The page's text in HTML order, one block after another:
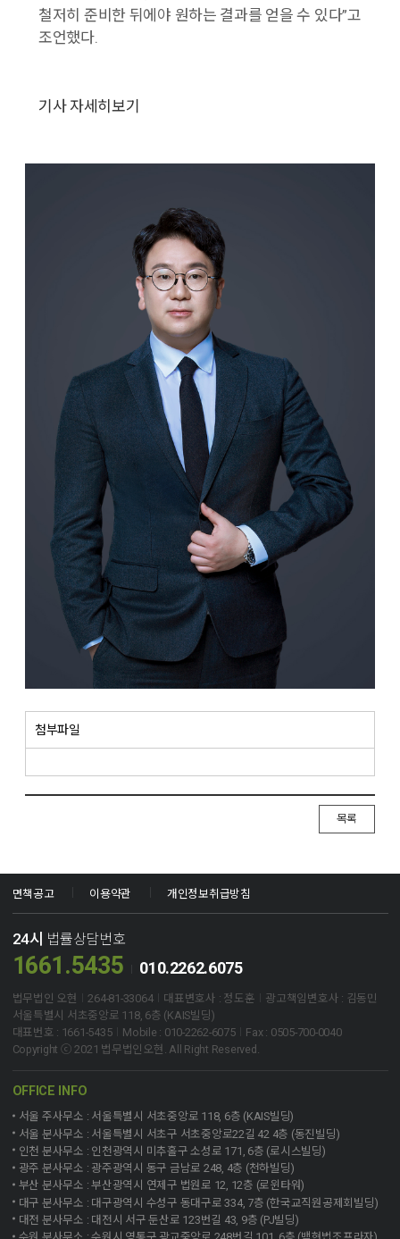
철저히 준비한 뒤에야 원하는 결과를 얻을 수 있다”고
조언했다.
기사 자세히보기
첨부파일
목록
면책공고 이용약관 개인정보취급방침
24시 법률상담번호
1661.5435 010.2262.6075
법무법인 오현 264-81-33064 대표변호사 : 정도훈
광고책임변호사 : 김동민
서울특별시 서초중앙로 118, 6층 (KAIS빌딩)
대표번호 : 1661-5435
Mobile : 010-2262-6075
Fax : 0505-700-0040
Copyright ⓒ 2021 법무법인오현. All Right Reserved.
OFFICE INFO
서울 주사무소 : 서울특별시 서초중앙로 118, 6층 (KAIS빌딩)
서울 분사무소 : 서울특별시 서초구 서초중앙로22길 42 4층 (동진빌딩)
인천 분사무소 : 인천광역시 미추홀구 소성로 171, 6층 (로시스빌딩)
광주 분사무소 : 광주광역시 동구 금남로 248, 4층 (천하빌딩)
부산 분사무소 : 부산광역시 연제구 법원로 12, 12층 (로윈타워)
대구 분사무소 : 대구광역시 수성구 동대구로 334, 7층 (한국교직원공제회빌딩)
대전 분사무소 : 대전시 서구 둔산로 123번길 43, 9층 (PJ빌딩)